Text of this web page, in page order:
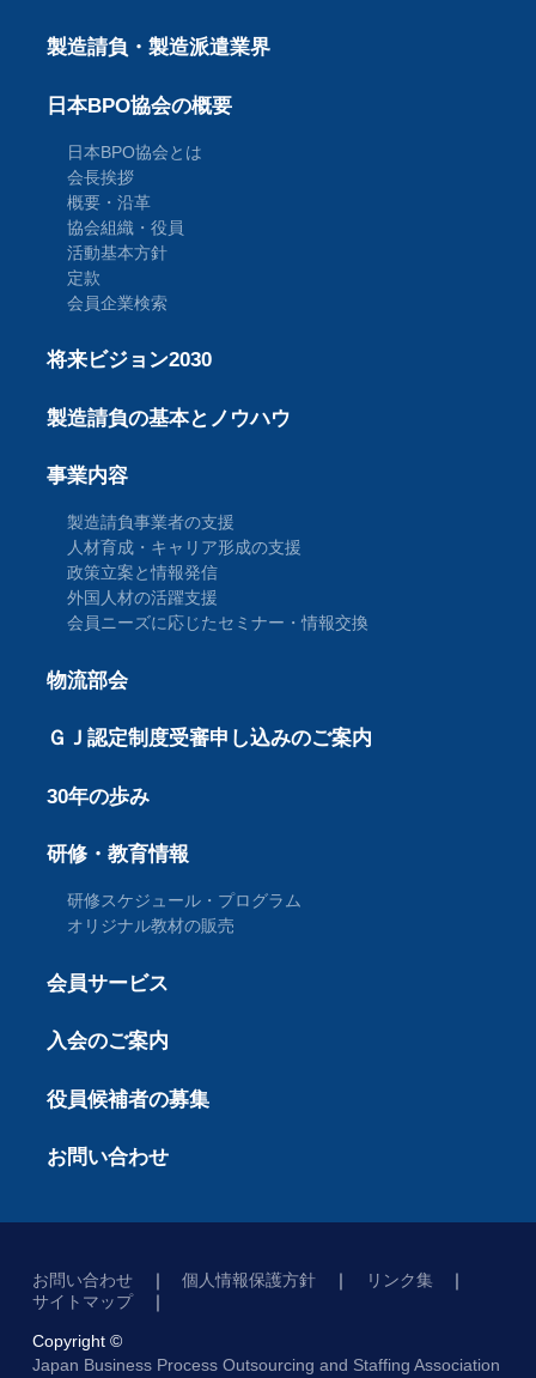
製造請負・製造派遣業界
日本BPO協会の概要
日本BPO協会とは
会長挨拶
概要・沿革
協会組織・役員
活動基本方針
定款
会員企業検索
将来ビジョン2030
製造請負の基本とノウハウ
事業内容
製造請負事業者の支援
人材育成・キャリア形成の支援
政策立案と情報発信
外国人材の活躍支援
会員ニーズに応じたセミナー・情報交換
物流部会
ＧＪ認定制度受審申し込みのご案内
30年の歩み
研修・教育情報
研修スケジュール・プログラム
オリジナル教材の販売
会員サービス
入会のご案内
役員候補者の募集
お問い合わせ
お問い合わせ 個人情報保護方針
リンク集
サイトマップ
Copyright ©
Japan Business Process Outsourcing and Staffing Association